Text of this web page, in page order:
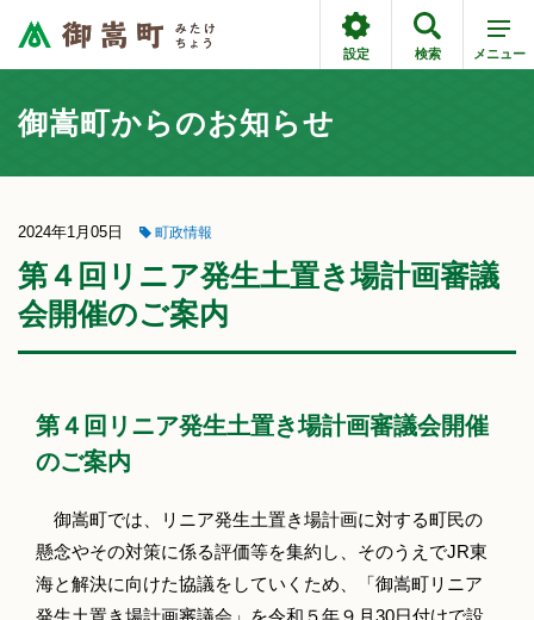
設定 検索 メニュー
御嵩町からのお知らせ
2024年1月05日 町政情報
第４回リニア発生土置き場計画審議
会開催のご案内
第４回リニア発生土置き場計画審議会開催
のご案内
御嵩町では、リニア発生土置き場計画に対する町民の
懸念やその対策に係る評価等を集約し、そのうえでJR東
海と解決に向けた協議をしていくため、「御嵩町リニア
発生土置き場計画審議会」を令和５年９月30日付けで設